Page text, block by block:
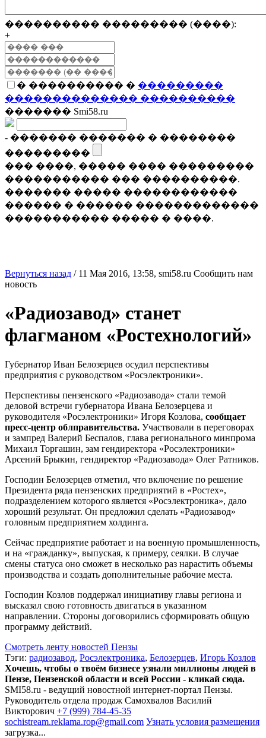
���������� ��������� (����):
+
� ���������� � ���������
�������������� ����������
������� Smi58.ru
- ������� ������� � ��������
���������
��� ����, ����� ���� ���������
����������� ��� ����������.
������� ����� ������������
������ � ������ �������������
����������� ����� � ����.
Вернуться назад / 11 Мая 2016, 13:58, smi58.ru Сообщить нам
новость
«Радиозавод» станет
флагманом «Ростехнологий»
Губернатор Иван Белозерцев осудил перспективы
предприятия с руководством «Росэлектроники».
Перспективы пензенского «Радиозавода» стали темой
деловой встречи губернатора Ивана Белозерцева и
руководителя «Росэлектроники» Игоря Козлова, сообщает
пресс-центр облправительства. Участвовали в переговорах
и зампред Валерий Беспалов, глава регионального минпрома
Михаил Торгашин, зам гендиректора «Росэлектроники»
Арсений Брыкин, гендиректор «Радиозавода» Олег Ратников.
Господин Белозерцев отметил, что включение по решение
Президента ряда пензенских предприятий в «Ростех»,
подразделением которого является «Росэлектроника», дало
хороший результат. Он предложил сделать «Радиозавод»
головным предприятием холдинга.
Сейчас предприятие работает и на военную промышленность,
и на «гражданку», выпуская, к примеру, сеялки. В случае
смены статуса оно сможет в несколько раз нарастить объемы
производства и создать дополнительные рабочие места.
Господин Козлов поддержал инициативу главы региона и
высказал свою готовность двигаться в указанном
направлении. Стороны договорились сформировать общую
программу действий.
Смотреть ленту новостей Пензы
Тэги: радиозавод, Росэлектроника, Белозерцев, Игорь Козлов
Хочешь, чтобы о твоём бизнесе узнали миллионы людей в
Пензе, Пензенской области и всей России - кликай сюда.
SMI58.ru - ведущий новостной интернет-портал Пензы.
Руководитель отдела продаж Самохвалов Василий
Викторович +7 (999) 784-45-35
sochistream.reklama.rop@gmail.com Узнать условия размещения
загрузка...